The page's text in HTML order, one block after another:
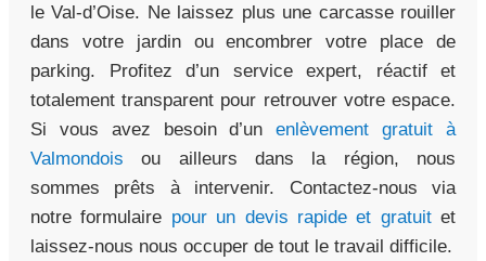
le Val-d’Oise. Ne laissez plus une carcasse rouiller
dans votre jardin ou encombrer votre place de
parking. Profitez d’un service expert, réactif et
totalement transparent pour retrouver votre espace.
Si vous avez besoin d’unenlèvement gratuit à
Valmondois ou ailleurs dans la région, nous
sommes prêts à intervenir. Contactez-nous via
notre formulaire pour un devis rapide et gratuitet
laissez-nous nous occuper de tout le travail difficile.